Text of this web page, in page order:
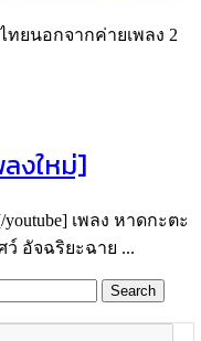
ทยนอกจากค่ายเพลง 2
งใหม่]
youtube] เพลง หาดกะตะ
ว์ อัจฉริยะฉาย ...